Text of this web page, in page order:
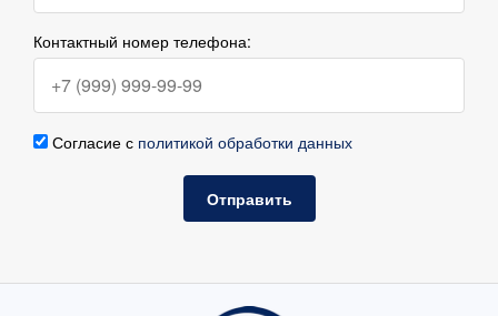
Контактный номер телефона:
Согласие с политикой обработки данных
Отправить